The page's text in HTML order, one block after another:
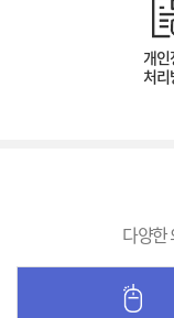
개
처리
다양한